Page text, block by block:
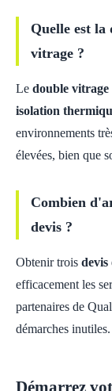
Quelle est
vitrage ?
Le double vitrage
isolation
environnements
élevées, bien que
Combien
devis ?
Obtenir trois devis
efficacement les
partenaires de
démarches inutiles.
Démarrez